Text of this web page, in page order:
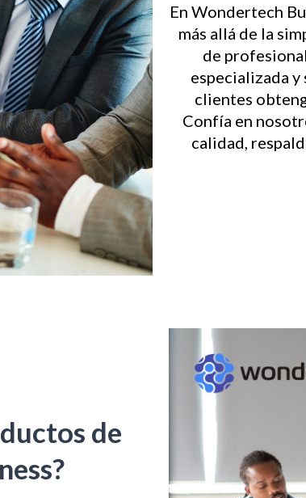
En Wondertech
más allá de la
de
especializada
clientes
Confía en
calidad,
de